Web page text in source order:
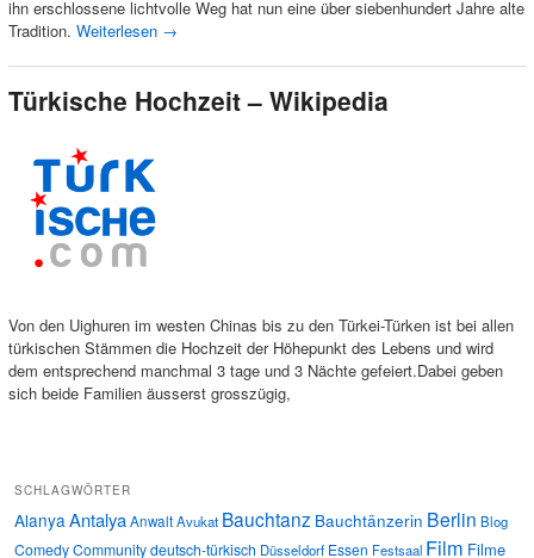
ihn erschlossene lichtvolle Weg hat nun eine über siebenhundert Jahre alte
Tradition. Weiterlesen →
Türkische Hochzeit – Wikipedia
Von den Uighuren im westen Chinas bis zu den Türkei-Türken ist bei allen
türkischen Stämmen die Hochzeit der Höhepunkt des Lebens und wird
dem entsprechend manchmal 3 tage und 3 Nächte gefeiert.Dabei geben
sich beide Familien äusserst grosszügig,
SCHLAGWÖRTER
Alanya AntalyaAnwaltAvukat Bauchtanz Bauchtänzerin Berlin Blog
ComedyCommunitydeutsch-türkisch Düsseldorf Essen Festsaal Film Filme